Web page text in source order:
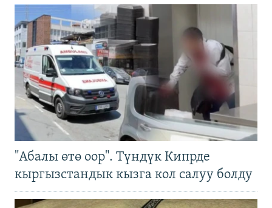
"Абалы өтө оор". Түндүк Кипрде
кыргызстандык кызга кол салуу болду